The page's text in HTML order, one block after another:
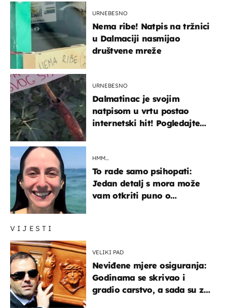
VIJESTI
VELIKI PAD
Neviđene mjere osiguranja:
Godinama se skrivao i
gradio carstvo, a sada su za
URNEBESNO
Nema ribe! Natpis na tržnici
u Dalmaciji nasmijao
društvene mreže
URNEBESNO
Dalmatinac je svojim
natpisom u vrtu postao
internetski hit! Pogledajte
HMM…
To rade samo psihopati:
Jedan detalj s mora može
vam otkriti puno o